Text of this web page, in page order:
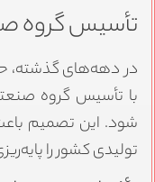
تأسیس گروه
در دهه‌های گذشته،
با تأسیس گروه
شود. این تصمیم
تولیدی کشور را